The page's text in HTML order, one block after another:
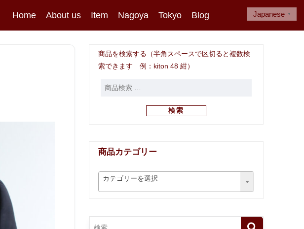
Home About us Item Nagoya Tokyo Blog
商品を検索する（半角スペースで区切ると複数検
索できます 例：kiton 48 紺）
検索
商品カテゴリー
カテゴリーを選択
Japanese ▼